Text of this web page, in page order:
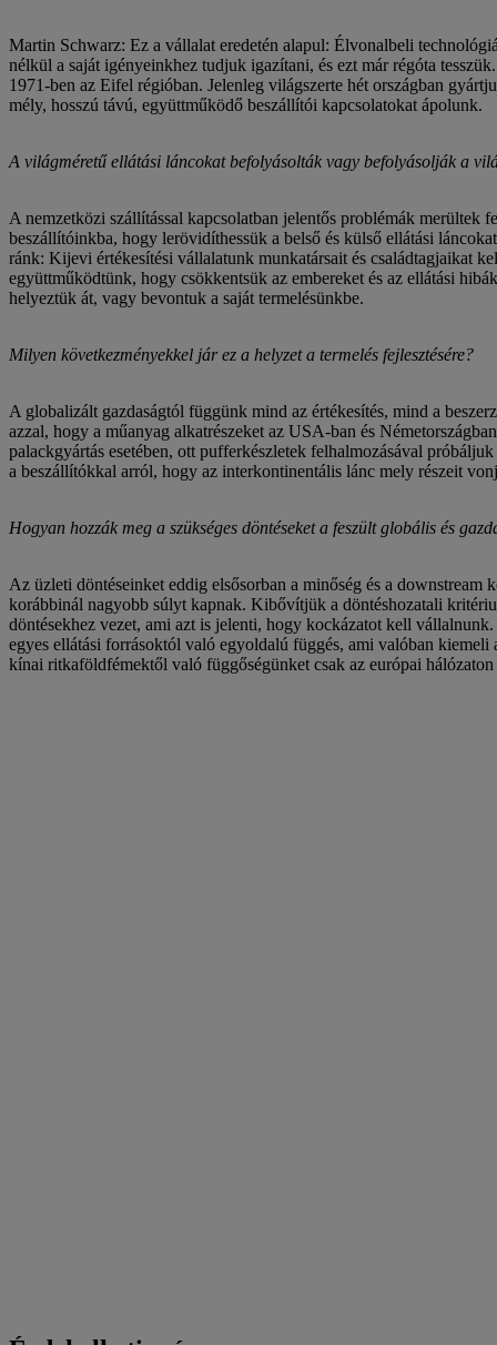
Martin Schwarz: Ez a vállalat eredetén alapul: Élvonalbeli
nélkül a saját igényeinkhez tudjuk igazítani, és ezt már régóta
1971-ben az Eifel régióban. Jelenleg világszerte hét országban
mély, hosszú távú, együttműködő beszállítói kapcsolatokat ápolunk.
A világméretű ellátási láncokat befolyásolták vagy befolyásolják a
A nemzetközi szállítással kapcsolatban jelentős problémák merültek
beszállítóinkba, hogy lerövidíthessük a belső és külső ellátási
ránk: Kijevi értékesítési vállalatunk munkatársait és családtagjaikat
együttműködtünk, hogy csökkentsük az embereket és az ellátási
helyeztük át, vagy bevontuk a saját termelésünkbe.
Milyen következményekkel jár ez a helyzet a termelés fejlesztésére?
A globalizált gazdaságtól függünk mind az értékesítés, mind a
azzal, hogy a műanyag alkatrészeket az USA-ban és
palackgyártás esetében, ott pufferkészletek felhalmozásával
a beszállítókkal arról, hogy az interkontinentális lánc mely részeit
Hogyan hozzák meg a szükséges döntéseket a feszült globális és
Az üzleti döntéseinket eddig elsősorban a minőség és a
korábbinál nagyobb súlyt kapnak. Kibővítjük a döntéshozatali
döntésekhez vezet, ami azt is jelenti, hogy kockázatot kell
egyes ellátási forrásoktól való egyoldalú függés, ami valóban
kínai ritkaföldfémektől való függőségünket csak az európai